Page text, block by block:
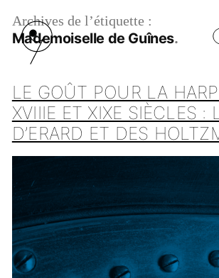
Archives de l’étiquette :
Mademoiselle de Guînes
LE GOÛT POUR LA
XVIIIE ET XIXE SIÈCLES :
D’ERARD ET DES